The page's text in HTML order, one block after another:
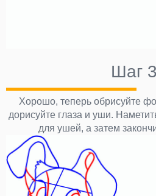
Шаг
Хорошо, теперь обрисуйте
дорисуйте глаза и уши.
для ушей, а затем